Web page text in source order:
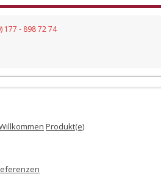
177 - 898 72 74
Produkt(e)